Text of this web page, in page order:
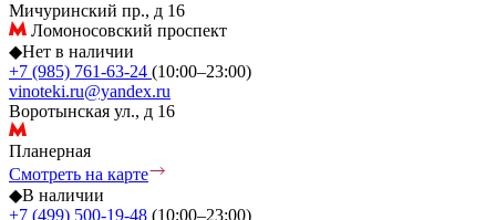
Мичуринский пр., д 16
Ломоносовский проспект
◆Нет в наличии
+7 (985) 761-63-24 (10:00–23:00)
vinoteki.ru@yandex.ru
Воротынская ул., д 16
Планерная
Смотреть на карте
◆В наличии
+7 (499) 500-19-48 (10:00–23:00)